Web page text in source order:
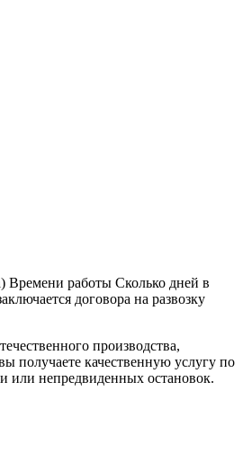
Времени работы Сколько дней в
договора на развозку
производства,
получаете качественную услугу по
или непредвиденных остановок.